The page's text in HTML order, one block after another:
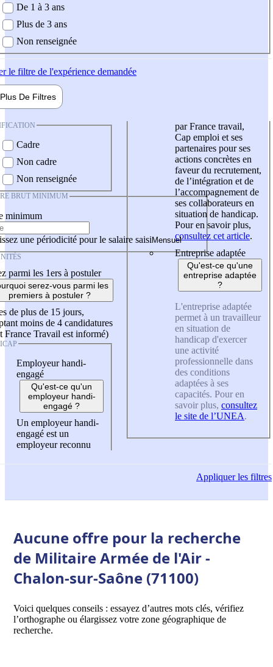
De 1 à 3 ans
Plus de 3 ans
Non renseignée
le filtre de l'expérience demandée
Plus De Filtres
Cadre
Non cadre
Non renseignée
BRUT MINIMUM
minimum
une périodicité pour le salaire saisi
parmi les 1ers à postuler
serez-vous parmi les
premiers à postuler ?
de plus de 15 jours,
moins de 4 candidatures
France Travail est informé)
Employeur handi-
engagé
Qu'est-ce qu'un
employeur handi-
engagé ?
Un employeur handi-
engagé est un
employeur reconnu
par France travail,
Cap emploi et ses
partenaires pour ses
actions concrètes en
faveur du recrutement,
de l’intégration et de
l’accompagnement de
ses collaborateurs en
situation de handicap.
Pour en savoir plus,
consultez cet article.
Entreprise adaptée
Qu'est-ce qu'une
entreprise adaptée
?
L'entreprise adaptée
permet à un travailleur
en situation de
handicap d'exercer
une activité
professionnelle dans
des conditions
adaptées à ses
capacités. Pour en
savoir plus, consultez
le site de l’UNEA.
Appliquerles filtres
Aucune offre pour la recherche
de Militaire Armée de l'Air -
Chalon-sur-Saône (71100)
Voici quelques conseils : essayez d’autres mots clés, vérifiez
l’orthographe ou élargissez votre zone géographique de
recherche.